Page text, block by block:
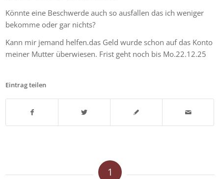
Könnte eine Beschwerde auch so ausfallen das ich weniger
bekomme oder gar nichts?
Kann mir jemand helfen.das Geld wurde schon auf das Konto
meiner Mutter überwiesen. Frist geht noch bis Mo.22.12.25
Eintrag teilen
1